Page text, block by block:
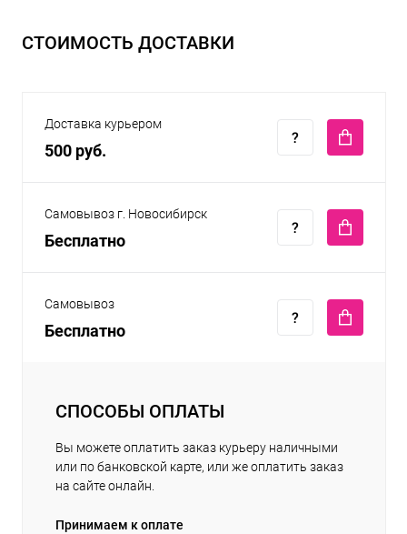
СТОИМОСТЬ ДОСТАВКИ
Доставка курьером
500 руб.
Самовывоз г. Новосибирск
Бесплатно
Самовывоз
Бесплатно
СПОСОБЫ ОПЛАТЫ
Вы можете оплатить заказ курьеру наличными
или по банковской карте, или же оплатить заказ
на сайте онлайн.
Принимаем к оплате